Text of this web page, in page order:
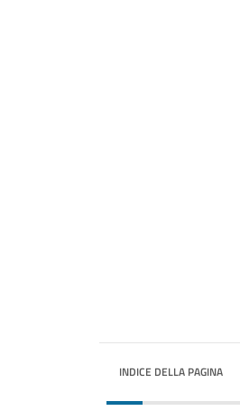
INDICE DELLA PAGINA